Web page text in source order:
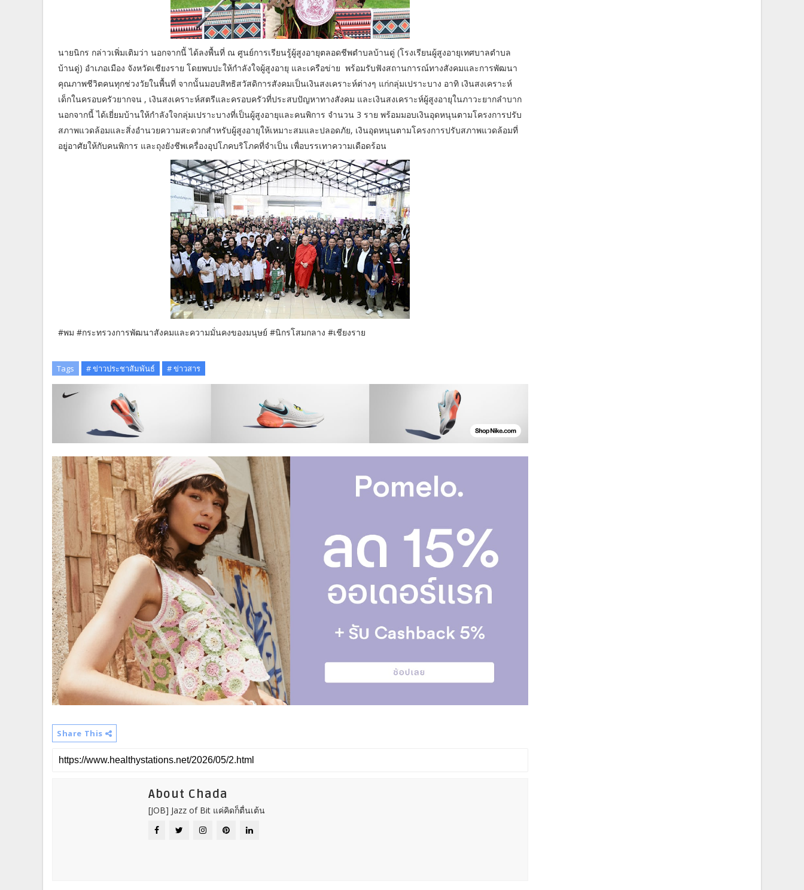
นายนิกร กล่าวเพิ่มเติมว่า นอกจากนีั ได้ลงพื้นที่ ณ ศูนย์การเรียนรู้ผู้สูงอายุตลอดชีพตำบลบ้านดู่ (โรงเรียนผู้สูงอายุเทศบาลตำบล
บ้านดู่) อำเภอเมือง จังหวัดเชียงราย โดยพบปะให้กำลังใจผู้สูงอายุ และเครือข่าย พร้อมรับฟังสถานการณ์ทางสังคมและการพัฒนา
คุณภาพชีวิตคนทุกช่วงวัยในพื้นที่ จากนั้นมอบสิทธิสวัสดิการสังคมเป็นเงินสงเคราะห์ต่างๆ แก่กลุ่มเปราะบาง อาทิ เงินสงเคราะห์
เด็กในครอบครัวยากจน , เงินสงเคราะห์สตรีและครอบครัวที่ประสบปัญหาทางสังคม และเงินสงเคราะห์ผู้สูงอายุในภาวะยากลำบาก
นอกจากนี้ ได้เยี่ยมบ้านให้กำลังใจกลุ่มเปราะบางที่เป็นผู้สูงอายุและคนพิการ จำนวน 3 ราย พร้อมมอบเงินอุดหนุนตามโครงการปรับ
สภาพแวดล้อมและสิ่งอำนวยความสะดวกสำหรับผู้สูงอายุให้เหมาะสมและปลอดภัย, เงินอุดหนุนตามโครงการปรับสภาพแวดล้อมที่
อยู่อาศัยให้กับคนพิการ และถุงยังชีพเครื่องอุปโภคบริโภคที่จำเป็น เพื่อบรรเทาความเดือดร้อน
#พม #กระทรวงการพัฒนาสังคมและความมั่นคงของมนุษย์ #นิกรโสมกลาง #เชียงราย
Tags # ข่าวประชาสัมพันธ์ # ข่าวสาร
Share This
About Chada
[JOB] Jazz of Bit แค่คิดก็ตื่นเต้น